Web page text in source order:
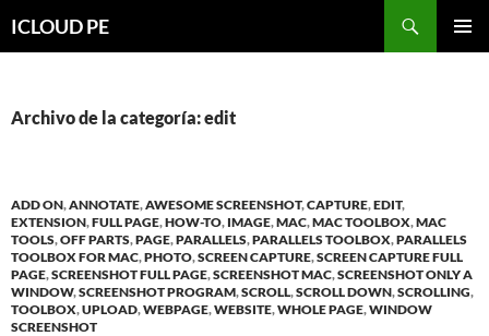
hacia
ICLOUD PE
Archivo de la categoría: edit
ADD ON,ANNOTATE,AWESOME SCREENSHOT,CAPTURE,EDIT,
EXTENSION,FULL PAGE,HOW-TO, IMAGE,MAC,MAC TOOLBOX,MAC
TOOLS,OFF PARTS,PAGE,PARALLELS,PARALLELS TOOLBOX,PARALLELS
TOOLBOX FOR MAC,PHOTO,SCREEN CAPTURE,SCREEN CAPTURE FULL
PAGE,SCREENSHOT FULL PAGE,SCREENSHOT MAC,SCREENSHOT ONLY A
WINDOW,SCREENSHOT PROGRAM,SCROLL,SCROLL DOWN,SCROLLING,
TOOLBOX,UPLOAD,WEBPAGE,WEBSITE,WHOLE PAGE,WINDOW
SCREENSHOT